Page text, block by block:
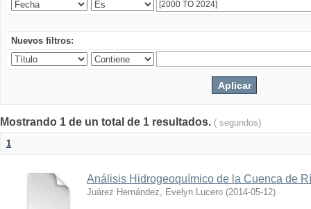
Nuevos filtros:
Mostrando 1 de un total de 1 resultados. ( segundos)
1
Análisis Hidrogeoquímico de la Cuenca de
Juárez Hernández, Evelyn Lucero (2014-05-12)